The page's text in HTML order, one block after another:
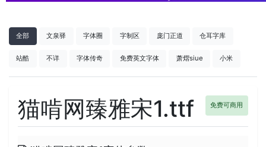
全部 文泉驿 字体圈 字制区 庞门正道 仓耳字库
站酷 不详 字体传奇 免费英文字体 萧熠siue 小米
猫啃网臻雅宋1.ttf 免费可商用